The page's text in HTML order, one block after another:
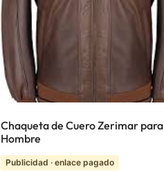
Chaqueta de Cuero Zerimar para
Hombre
Publicidad · enlace pagado